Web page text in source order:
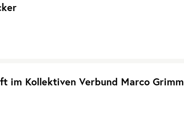
im Kollektiven Verbund Marco Grimm